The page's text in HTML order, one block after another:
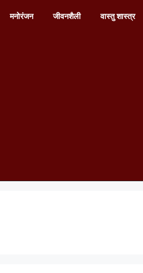
मनोरंजन जीवनशैली वास्तु शास्त्र